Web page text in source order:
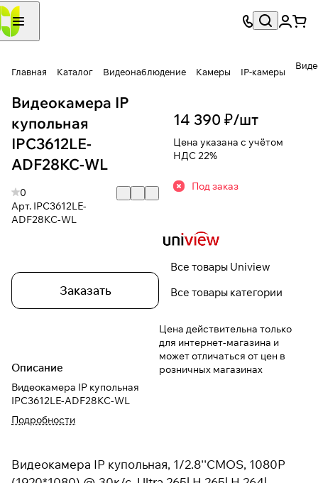
Главная Каталог Видеонаблюдение Камеры IP-камеры
Видеокамера IP
купольная
IPC3612LE-
ADF28KC-WL
0
Арт. IPC3612LE-
ADF28KC-WL
Заказать
Описание
Видеокамера IP купольная
IPC3612LE-ADF28KC-WL
Подробности
14 390 ₽/шт
Цена указана с учётом
НДС 22%
Под заказ
Все товары Uniview
Все товары категории
Цена действительна только
для интернет-магазина и
может отличаться от цен в
розничных магазинах
Видеокамера IP купольная, 1/2.8''CMOS, 1080P